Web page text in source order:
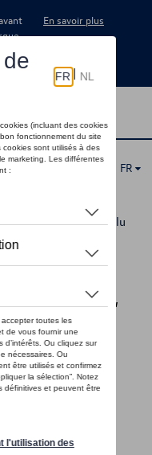
En savoir plus
FR
et roues >Jantes alu
x 17 ET39,